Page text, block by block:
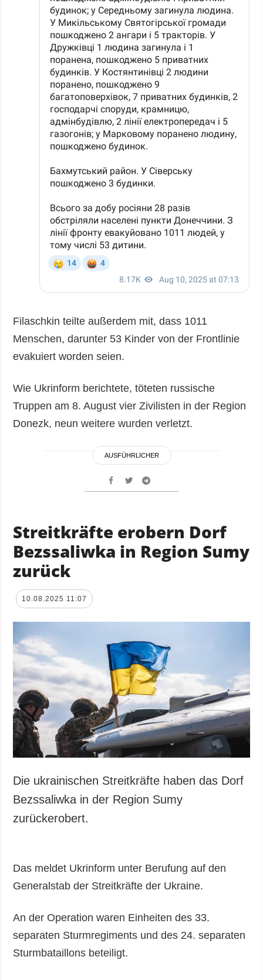
Filaschkin teilte außerdem mit, dass 1011
Menschen, darunter 53 Kinder von der Frontlinie
evakuiert worden seien.
Wie Ukrinform berichtete, töteten russische
Truppen am 8. August vier Zivilisten in der Region
Donezk, neun weitere wurden verletzt.
AUSFÜHRLICHER
Streitkräfte erobern Dorf
Bezssaliwka in Region Sumy
zurück
10.08.2025 11:07
Die ukrainischen Streitkräfte haben das Dorf
Bezssaliwka in der Region Sumy
zurückerobert.
Das meldet Ukrinform unter Berufung auf den
Generalstab der Streitkräfte der Ukraine.
An der Operation waren Einheiten des 33.
separaten Sturmregiments und des 24. separaten
Sturmbataillons beteiligt.